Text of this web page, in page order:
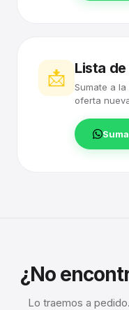
📩 Lista
Sumate a
oferta
¿No
Lo traemos a